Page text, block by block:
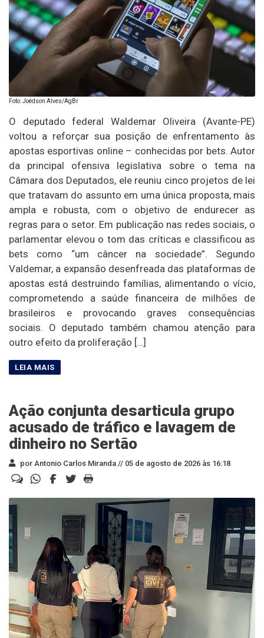
Foto: Joédson Alves/AgBr
O deputado federal Waldemar Oliveira (Avante-PE)
voltou a reforçar sua posição de enfrentamento às
apostas esportivas online – conhecidas por bets. Autor
da principal ofensiva legislativa sobre o tema na
Câmara dos Deputados, ele reuniu cinco projetos de lei
que tratavam do assunto em uma única proposta, mais
ampla e robusta, com o objetivo de endurecer as
regras para o setor. Em publicação nas redes sociais, o
parlamentar elevou o tom das críticas e classificou as
bets como “um câncer na sociedade”. Segundo
Valdemar, a expansão desenfreada das plataformas de
apostas está destruindo famílias, alimentando o vício,
comprometendo a saúde financeira de milhões de
brasileiros e provocando graves consequências
sociais. O deputado também chamou atenção para
outro efeito da proliferação […]
Ação conjunta desarticula grupo
acusado de tráfico e lavagem de
dinheiro no Sertão
por Antonio Carlos Miranda // 05 de agosto de 2026 às 16:18